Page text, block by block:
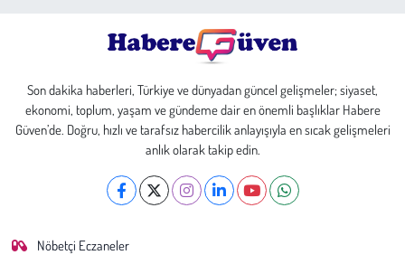
Son dakika haberleri, Türkiye ve dünyadan güncel gelişmeler; siyaset,
ekonomi, toplum, yaşam ve gündeme dair en önemli başlıklar Habere
Güven’de. Doğru, hızlı ve tarafsız habercilik anlayışıyla en sıcak gelişmeleri
anlık olarak takip edin.
Nöbetçi Eczaneler